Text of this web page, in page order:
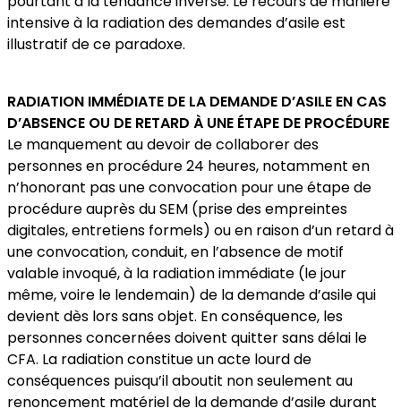
intensive à la radiation des demandes d’asile est
illustratif de ce paradoxe.
RADIATION IMMÉDIATE DE LA DEMANDE D’ASILE EN CAS
D’ABSENCE OU DE RETARD À UNE ÉTAPE DE PROCÉDURE
Le manquement au devoir de collaborer des
personnes en procédure 24 heures, notamment en
n’honorant pas une convocation pour une étape de
procédure auprès du SEM (prise des empreintes
digitales, entretiens formels) ou en raison d’un retard à
une convocation, conduit, en l’absence de motif
valable invoqué, à la radiation immédiate (le jour
même, voire le lendemain) de la demande d’asile qui
devient dès lors sans objet. En conséquence, les
personnes concernées doivent quitter sans délai le
CFA. La radiation constitue un acte lourd de
conséquences puisqu’il aboutit non seulement au
renoncement matériel de la demande d’asile durant